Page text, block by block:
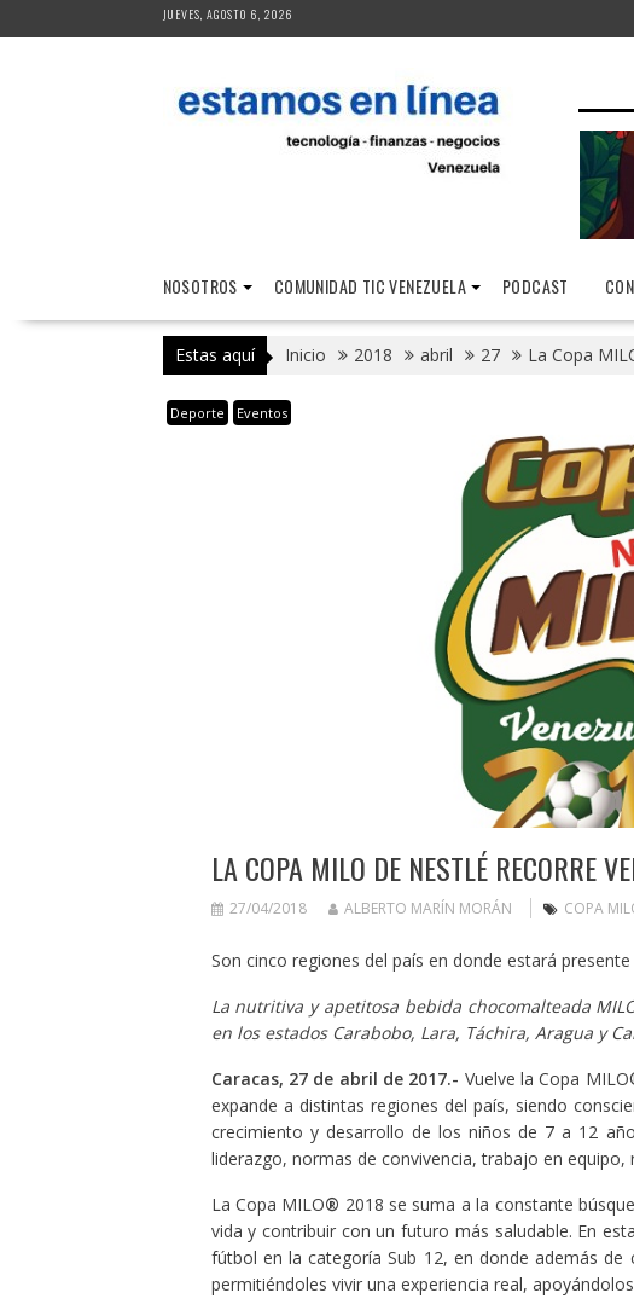
al
JUEVES, AGOSTO 6, 2026
NOSOTROS COMUNIDAD TIC VENEZUELA PODCAST
Estas aquí Inicio 2018 abril 27 La Copa
Deporte Eventos
LA COPA MILO DE NESTLÉ RECORRE
27/04/2018 ALBERTO MARÍN MORÁN COPA
Son cinco regiones del país en donde estará presente
La nutritiva y apetitosa bebida chocomalteada
en los estados Carabobo, Lara, Táchira, Aragua y
Caracas, 27 de abril de 2017.- Vuelve la Copa
expande a distintas regiones del país, siendo
crecimiento y desarrollo de los niños de 7 a 12
liderazgo, normas de convivencia, trabajo en equipo,
La Copa MILO® 2018 se suma a la constante
vida y contribuir con un futuro más saludable. En
fútbol en la categoría Sub 12, en donde además
permitiéndoles vivir una experiencia real,